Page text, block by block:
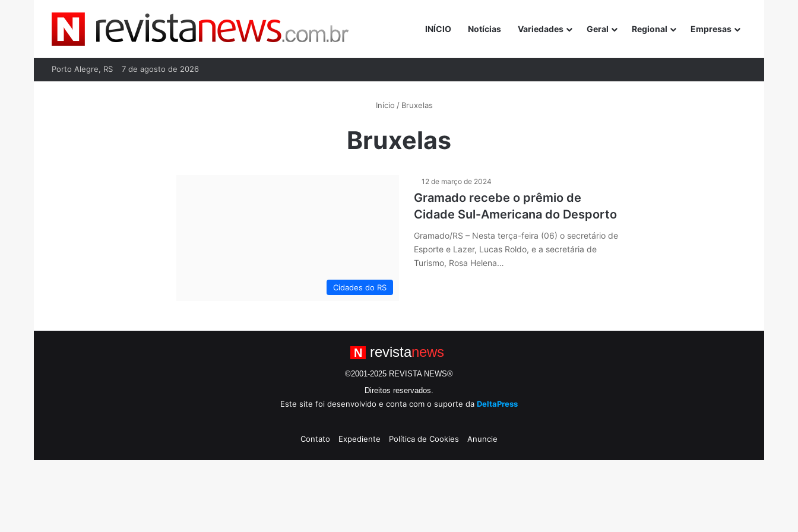
INÍCIO Notícias Variedades Geral Regional Empresas
Porto Alegre, RS 7 de agosto de 2026
Início / Bruxelas
Bruxelas
Cidades do RS
12 de março de 2024
Gramado recebe o prêmio de
Cidade Sul-Americana do Desporto
Gramado/RS – Nesta terça-feira (06) o secretário de
Esporte e Lazer, Lucas Roldo, e a secretária de
Turismo, Rosa Helena…
N revistanews
©2001-2025 REVISTA NEWS®
Direitos reservados.
Este site foi desenvolvido e conta com o suporte da DeltaPress
Contato Expediente Política de Cookies Anuncie